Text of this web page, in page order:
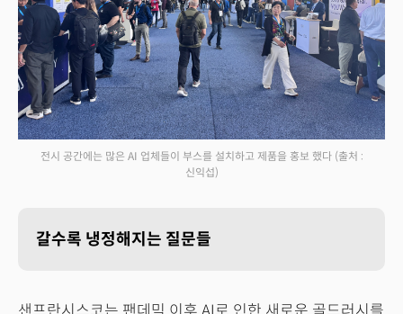
전시 공간에는 많은 AI 업체들이 부스를 설치하고 제품을 홍보 했다 (출처 :
신익섭)
갈수록 냉정해지는 질문들